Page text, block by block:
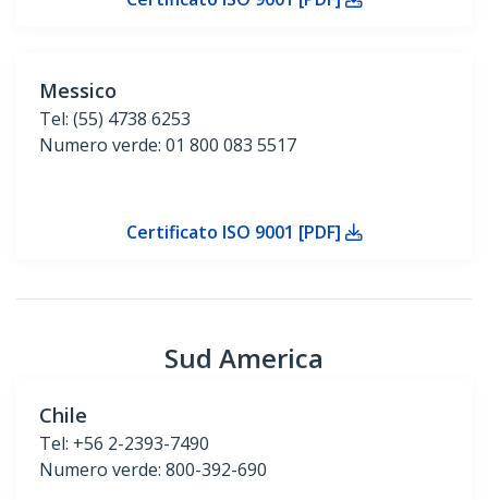
Messico
Tel: (55) 4738 6253
Numero verde: 01 800 083 5517
Certificato ISO 9001 [PDF]
Sud America
Chile
Tel: +56 2-2393-7490
Numero verde: 800-392-690